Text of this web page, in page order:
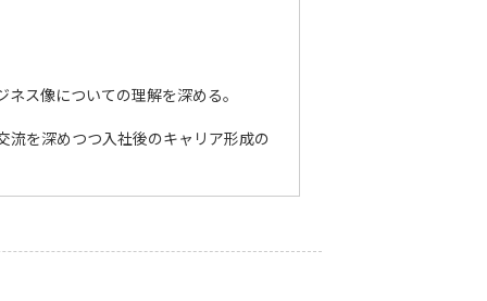
ス像についての理解を深める。
流を深めつつ入社後のキャリア形成の